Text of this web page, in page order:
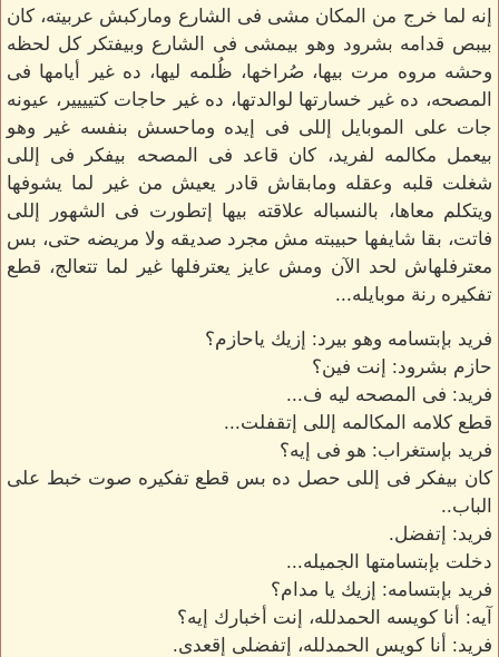
إنه لما خرج من المكان مشى فى الشارع وماركبش عربيته، كان
بيبص قدامه بشرود وهو بيمشى فى الشارع وبيفتكر كل لحظه
وحشه مروه مرت بيها، صُراخها، ظُلمه ليها، ده غير أيامها فى
المصحه، ده غير خسارتها لوالدتها، ده غير حاجات كتيييير، عيونه
جات على الموبايل إللى فى إيده وماحسش بنفسه غير وهو
بيعمل مكالمه لفريد، كان قاعد فى المصحه بيفكر فى إللى
شغلت قلبه وعقله ومابقاش قادر يعيش من غير لما يشوفها
ويتكلم معاها، بالنسباله علاقته بيها إتطورت فى الشهور إللى
فاتت، بقا شايفها حبيبته مش مجرد صديقه ولا مريضه حتى، بس
معترفلهاش لحد الآن ومش عايز يعترفلها غير لما تتعالج، قطع
تفكيره رنة موبايله...
فريد بإبتسامه وهو بيرد: إزيك ياحازم؟
حازم بشرود: إنت فين؟
فريد: فى المصحه ليه ف...
قطع كلامه المكالمه إللى إتقفلت...
فريد بإستغراب: هو فى إيه؟
كان بيفكر فى إللى حصل ده بس قطع تفكيره صوت خبط على
الباب..
فريد: إتفضل.
دخلت بإبتسامتها الجميله...
فريد بإبتسامه: إزيك يا مدام؟
آيه: أنا كويسه الحمدلله، إنت أخبارك إيه؟
فريد: أنا كويس الحمدلله، إتفضلى إقعدى.